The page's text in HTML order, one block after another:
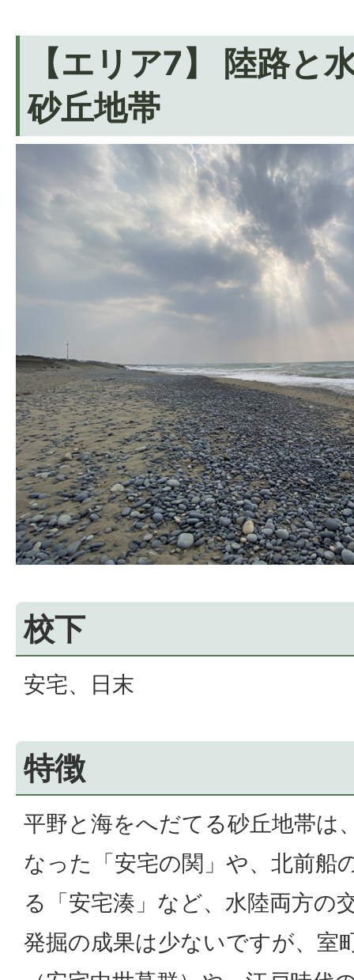
【エリア7】 陸路と
砂丘地帯
校下
安宅、日末
特徴
平野と海をへだてる砂丘地帯は
なった「安宅の関」や、北前船
る「安宅湊」など、水陸両方の
発掘の成果は少ないですが、室